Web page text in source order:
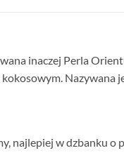
inaczej Perla
najlepiej w dzbanku